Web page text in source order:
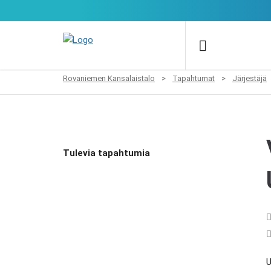
Rovaniemen Kansalaistalo > Tapahtumat > Järjestäjä
Tulevia tapahtumia